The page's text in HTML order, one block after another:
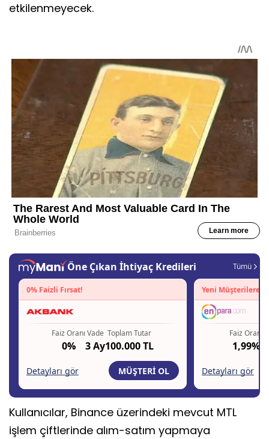
etkilenmeyecek.
Kullanıcılar, Binance üzerindeki mevcut MTL
işlem çiftlerinde alım-satım yapmaya